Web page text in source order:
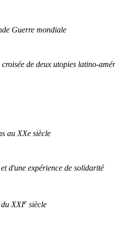
Guerre mondiale
de deux utopies latino-
au XXe siècle
d'une expérience de solidarité
du XXIe siècle